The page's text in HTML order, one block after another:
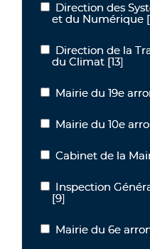
Direction des Systèmes
Direction des
et du Numérique
Direction de la
Direction de la
du Climat [13]
Mairie du 19e
Mairie du 19e
Mairie du 10e
Mairie du 10e
Cabinet de la Maire
Cabinet de la
Inspection Générale de la
Inspection
[9]
Mairie du 6e
Mairie du 6e